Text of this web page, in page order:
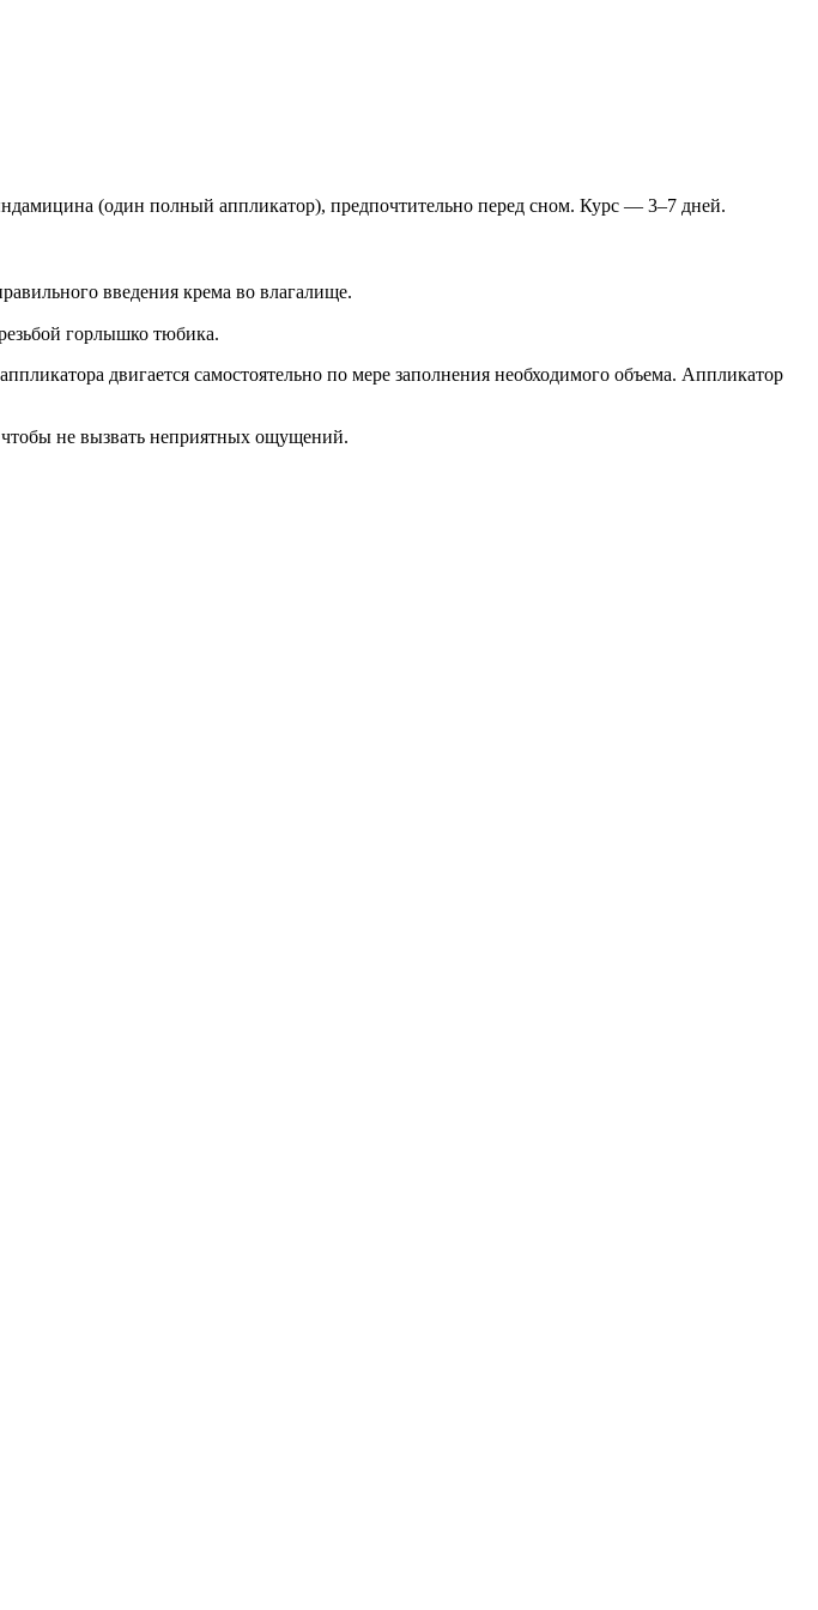
(один полный аппликатор), предпочтительно перед сном. Курс — 3–7 дней.
введения крема во влагалище.
горлышко тюбика.
двигается самостоятельно по мере заполнения необходимого объема. Аппликатор
не вызвать неприятных ощущений.